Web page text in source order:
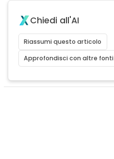
Chiedi all'AI
Riassumi questo articolo
Approfondisci con altre fonti